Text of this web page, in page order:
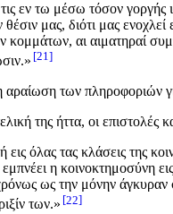
εν τω μέσω τόσον
μας, διότι μας
αι αιματηραί
21
των πληροφοριών
της ήττα, οι επιστολές
όλας τας κλάσεις της
η κοινοκτημοσύνη
ως την μόνην άγκυραν
των.» 22